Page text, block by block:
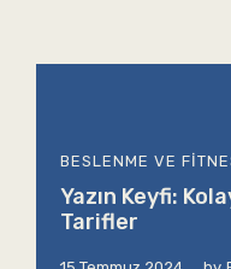
BESLENME VE
Yazın Keyfi:
Tarifler